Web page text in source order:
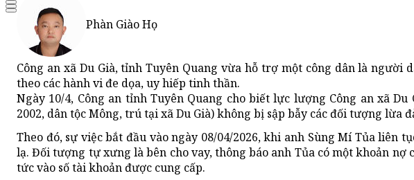
Phàn Giào Họ
Công an xã Du Già, tỉnh Tuyên Quang vừa hỗ trợ một công dân là
theo các hành vi đe dọa, uy hiếp tinh thần.
Ngày 10/4, Công an tỉnh Tuyên Quang cho biết lực lượng Công an xã
2002, dân tộc Mông, trú tại xã Du Già) không bị sập bẫy các đối tượng lừa
Theo đó, sự việc bắt đầu vào ngày 08/04/2026, khi anh Sùng Mí Tủa liên
lạ. Đối tượng tự xưng là bên cho vay, thông báo anh Tủa có một khoản
tức vào số tài khoản được cung cấp.